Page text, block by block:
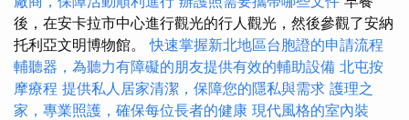
後，在安卡拉市中心進行觀光的行人觀光，然後參觀了安納
托利亞文明博物館。快速掌握新北地區台胞證的申請流程
輔聽器，為聽力有障礙的朋友提供有效的輔助設備 北屯按
摩療程 提供私人居家清潔，保障您的隱私與需求 護理之
家，專業照護，確保每位長者的健康 現代風格的室內裝